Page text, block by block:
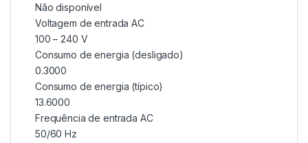
Não disponível
Voltagem de entrada AC
100 – 240 V
Consumo de energia (desligado)
0.3000
Consumo de energia (típico)
13.6000
Frequência de entrada AC
50/60 Hz